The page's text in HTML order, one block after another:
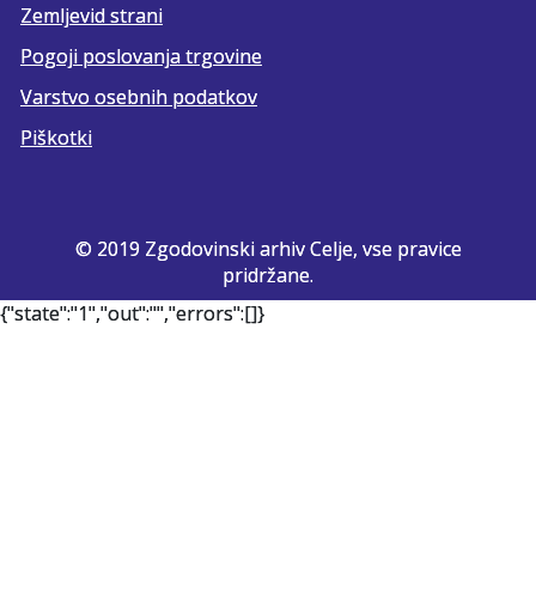
Zemljevid strani
Pogoji poslovanja trgovine
Varstvo osebnih podatkov
Piškotki
© 2019 Zgodovinski arhiv Celje, vse pravice
pridržane.
{"state":"1","out":"","errors":[]}